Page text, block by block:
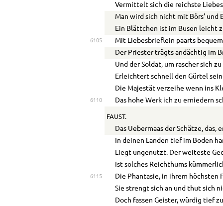
Vermittelt sich die reichste
Man wird sich nicht mit Börs’ und
Ein Blättchen ist im Busen leicht
6105
Mit Liebesbrieflein paarts bequem
Der Priester trägts andächtig im
Und der Soldat, um rascher sich
Erleichtert schnell den Gürtel
Die Majestät verzeihe wenn ins
6110 Das hohe Werk ich zu erniedern
FAUST.
Das Ue bermaas der Schätze, das,
In deinen Landen tief im Boden
Liegt ungenutzt. Der weiteste
Ist solches Reichthums
6115
Die Phantasie, in ihrem höchsten
Sie strengt sich an und thut sich
Doch fassen Geister, würdig tief